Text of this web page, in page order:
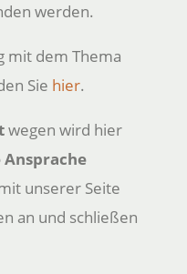
werden.
mit dem Thema
Sie hier.
wegen wird hier
unserer Seite
an und schließen